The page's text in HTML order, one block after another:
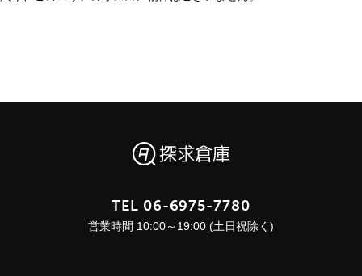
TEL 06-6975-7780
営業時間 10:00～19:00 (土日祝除く)